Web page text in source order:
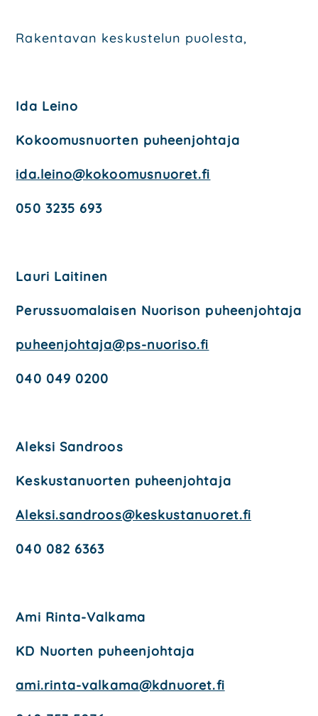
Raken­ta­van kes­kus­te­lun puo­les­ta,
Ida Lei­no
Kokoo­mus­nuor­ten puheen­joh­ta­ja
ida.leino@kokoomusnuoret.fi
050 3235 693
Lau­ri Lai­ti­nen
Perus­suo­ma­lai­sen Nuo­ri­son puheen­joh­ta­ja
puheenjohtaja@ps-nuoriso.fi
040 049 0200
Alek­si Sandroos
Kes­kus­ta­nuor­ten puheen­joh­ta­ja
Aleksi.sandroos@keskustanuoret.fi
040 082 6363
Ami Rin­ta-Val­ka­ma
KD Nuor­ten puheen­joh­ta­ja
ami.rinta-valkama@kdnuoret.fi